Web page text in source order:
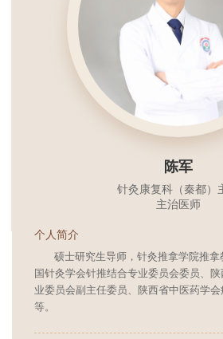
陈军
针灸康复科（秦都）
主治医师
个人简介
硕士研究生导师，针灸推拿学院推
国针灸学会针推结合专业委员会委员、
业委员会副主任委员、陕西省中医药学
等。